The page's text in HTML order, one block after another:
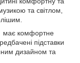
та світлом,
має комфортне
підставки
дизайном та